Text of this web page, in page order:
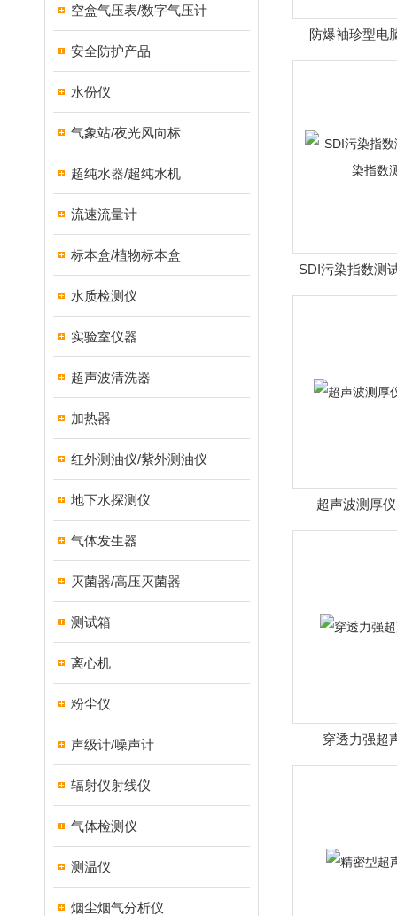
空盒气压表/数字气压计
安全防护产品
水份仪
气象站/夜光风向标
超纯水器/超纯水机
流速流量计
标本盒/植物标本盒
水质检测仪
实验室仪器
超声波清洗器
加热器
红外测油仪/紫外测油仪
地下水探测仪
气体发生器
灭菌器/高压灭菌器
测试箱
离心机
粉尘仪
声级计/噪声计
辐射仪射线仪
气体检测仪
测温仪
烟尘烟气分析仪
防爆袖珍型电
SDI污染指数测
数测
超声波测厚
穿透力强超